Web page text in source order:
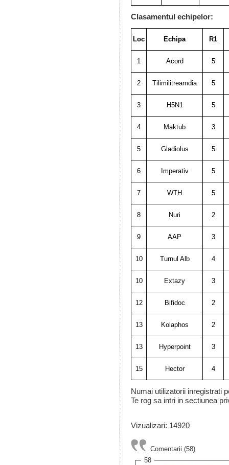
Clasamentul echipelor:
Loc Echipa R1
1 Acord 5
2 Tilimilitreamdia 5
3 H5N1 5
4 Maktub 3
5 Gladiolus 5
6 Imperativ 5
7 WTH 5
8 Nuri 2
9 AAP 3
10 Turnul Alb 4
10 Extazy 3
12 Bifidoc 2
13 Kolaphos 2
13 Hyperpoint 3
15 Hector 4
Numai utilizatorii inregistrati
Te rog sa intri in sectiunea
Vizualizari: 14920
Comentarii (58)
58